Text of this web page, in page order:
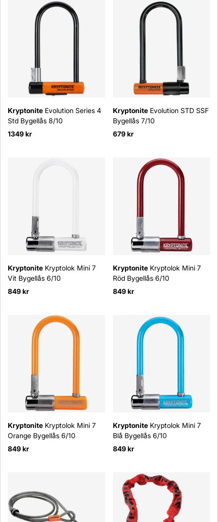
Kryptonite Evolution Series 4
Std Bygellås 8/10
1349 kr
Kryptonite Evolution STD SSF
Bygellås 7/10
679 kr
Kryptonite Kryptolok Mini 7
Vit Bygellås 6/10
849 kr
Kryptonite Kryptolok Mini 7
Röd Bygellås 6/10
849 kr
Kryptonite Kryptolok Mini 7
Orange Bygellås 6/10
849 kr
Kryptonite Kryptolok Mini 7
Blå Bygellås 6/10
849 kr